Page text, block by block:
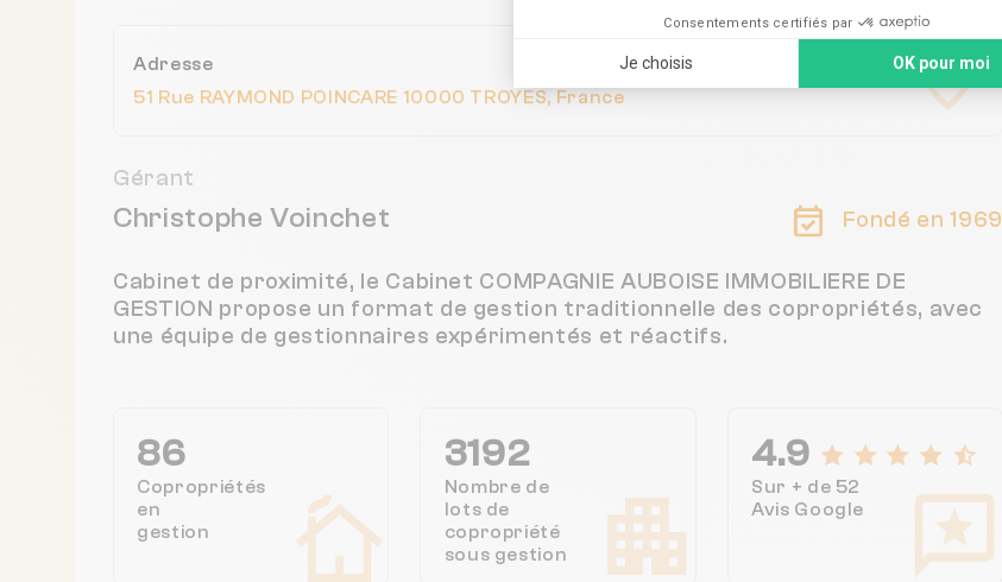
Consentements certifiés par
Je choisis OK pour moi
Adresse
51 Rue RAYMOND POINCARE 10000 TROYES, France
Gérant
Christophe Voinchet Fondé en 1969
Cabinet de proximité, le Cabinet COMPAGNIE AUBOISE IMMOBILIERE DE
GESTION propose un format de gestion traditionnelle des copropriétés, avec
une équipe de gestionnaires expérimentés et réactifs.
86
Copropriétés
en
gestion
3192
Nombre de
lots de
copropriété
sous gestion
4.9
Sur + de 52
Avis Google